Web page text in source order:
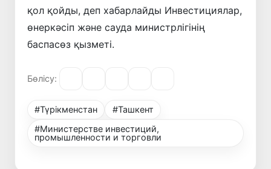
қол қойды, деп хабарлайды Инвестициялар,
өнеркәсіп және сауда министрлігінің
баспасөз қызметі.
Бөлісу:
#Түрікменстан
#Ташкент
#Министерстве инвестиций,
промышленности и торговли